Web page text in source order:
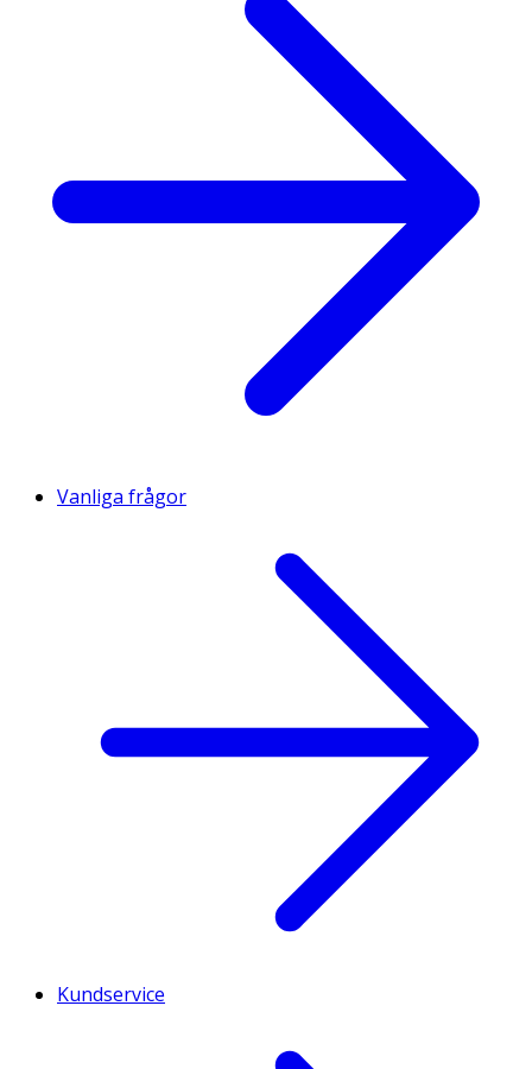
Vanliga frågor
Kundservice